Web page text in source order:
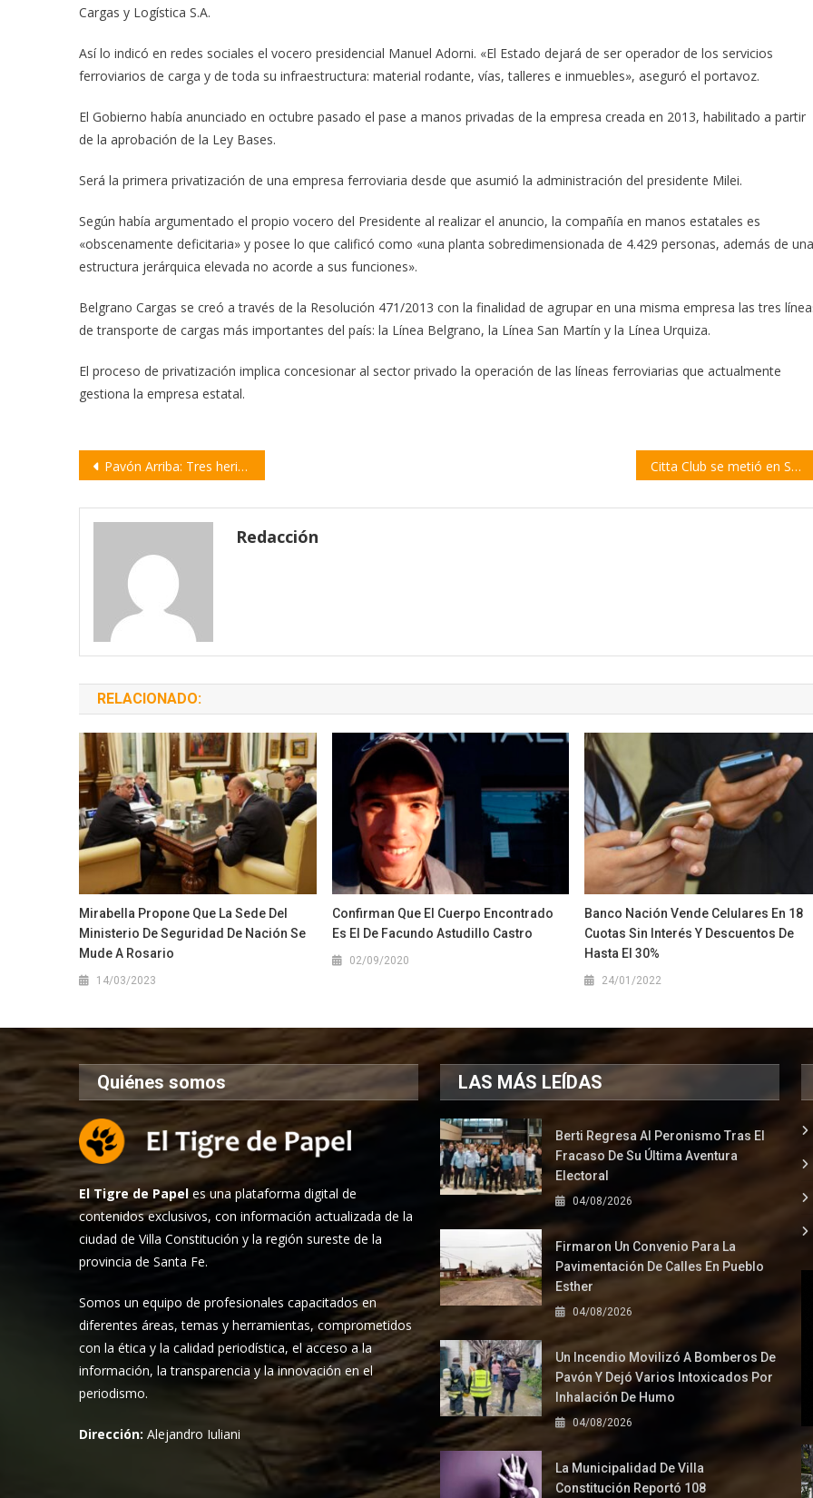
Cargas y Logística S.A.
Así lo indicó en redes sociales el vocero presidencial Manuel Adorni. «El Estado dejará de ser operador de los servicios
ferroviarios de carga y de toda su infraestructura: material rodante, vías, talleres e inmuebles», aseguró el portavoz.
El Gobierno había anunciado en octubre pasado el pase a manos privadas de la empresa creada en 2013, habilitado a partir
de la aprobación de la Ley Bases.
Será la primera privatización de una empresa ferroviaria desde que asumió la administración del presidente Milei.
Según había argumentado el propio vocero del Presidente al realizar el anuncio, la compañía en manos estatales es
«obscenamente deficitaria» y posee lo que calificó como «una planta sobredimensionada de 4.429 personas, además de una
estructura jerárquica elevada no acorde a sus funciones».
Belgrano Cargas se creó a través de la Resolución 471/2013 con la finalidad de agrupar en una misma empresa las tres
de transporte de cargas más importantes del país: la Línea Belgrano, la Línea San Martín y la Línea Urquiza.
El proceso de privatización implica concesionar al sector privado la operación de las líneas ferroviarias que actualmente
gestiona la empresa estatal.
Navegación
entradas
Pavón Arriba: Tres heridos en un choque frontal en el acceso a la localidad Citta Club se metió en Semifinales y sueña con el ascenso a la Serie A2 de la Liga Argentina de Vóley
Redacción
RELACIONADO:
Mirabella Propone Que La Sede Del
Ministerio De Seguridad De Nación Se
Mude A Rosario
14/03/2023
Confirman Que El Cuerpo Encontrado
Es El De Facundo Astudillo Castro
02/09/2020
Banco Nación Vende Celulares En 18
Cuotas Sin Interés Y Descuentos De
Hasta El 30%
24/01/2022
Quiénes somos
El Tigre de Papel es una plataforma digital de
contenidos exclusivos, con información actualizada de la
ciudad de Villa Constitución y la región sureste de la
provincia de Santa Fe.
Somos un equipo de profesionales capacitados en
diferentes áreas, temas y herramientas, comprometidos
con la ética y la calidad periodística, el acceso a la
información, la transparencia y la innovación en el
periodismo.
Dirección:Alejandro Iuliani
LAS MÁS LEÍDAS
Berti Regresa Al Peronismo Tras El
Fracaso De Su Última Aventura
Electoral
04/08/2026
Firmaron Un Convenio Para La
Pavimentación De Calles En Pueblo
Esther
04/08/2026
Un Incendio Movilizó A Bomberos De
Pavón Y Dejó Varios Intoxicados Por
Inhalación De Humo
04/08/2026
La Municipalidad De Villa
Constitución Reportó 108